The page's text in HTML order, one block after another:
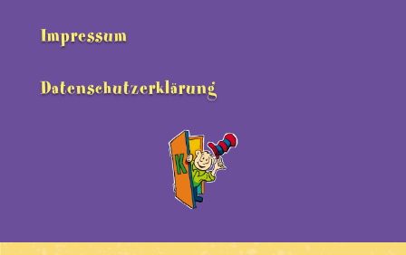
Impressum
Datenschutzerklärung